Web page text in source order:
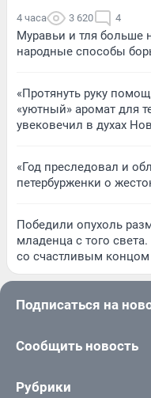
4 часа 3 620 4
Муравьи и тля больше
народные способы
«Протянуть руку
«уютный» аромат для
увековечил в духах
«Год преследовал и
петербурженки о
Победили опухоль
младенца с того
со счастливым концом
Подписаться на
Сообщить новость
Рубрики